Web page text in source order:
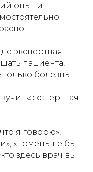
опыт и
экспертная
пациента,
болезнь.
«экспертная
я говорю»,
«поменьше бы
здесь врач вы